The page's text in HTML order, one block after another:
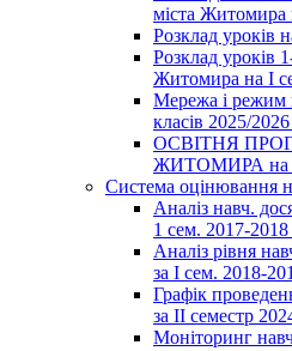
міста Житомира
Розклад уроків
Розклад уроків
Житомира на І
Мережа і режим
класів 2025/
ОСВІТНЯ
ЖИТОМИРА на
Система оцінювання
Аналіз навч.
1 сем. 2017-
Аналіз рівня
за І сем. 2018-
Графік
за ІІ семестр
Моніторинг